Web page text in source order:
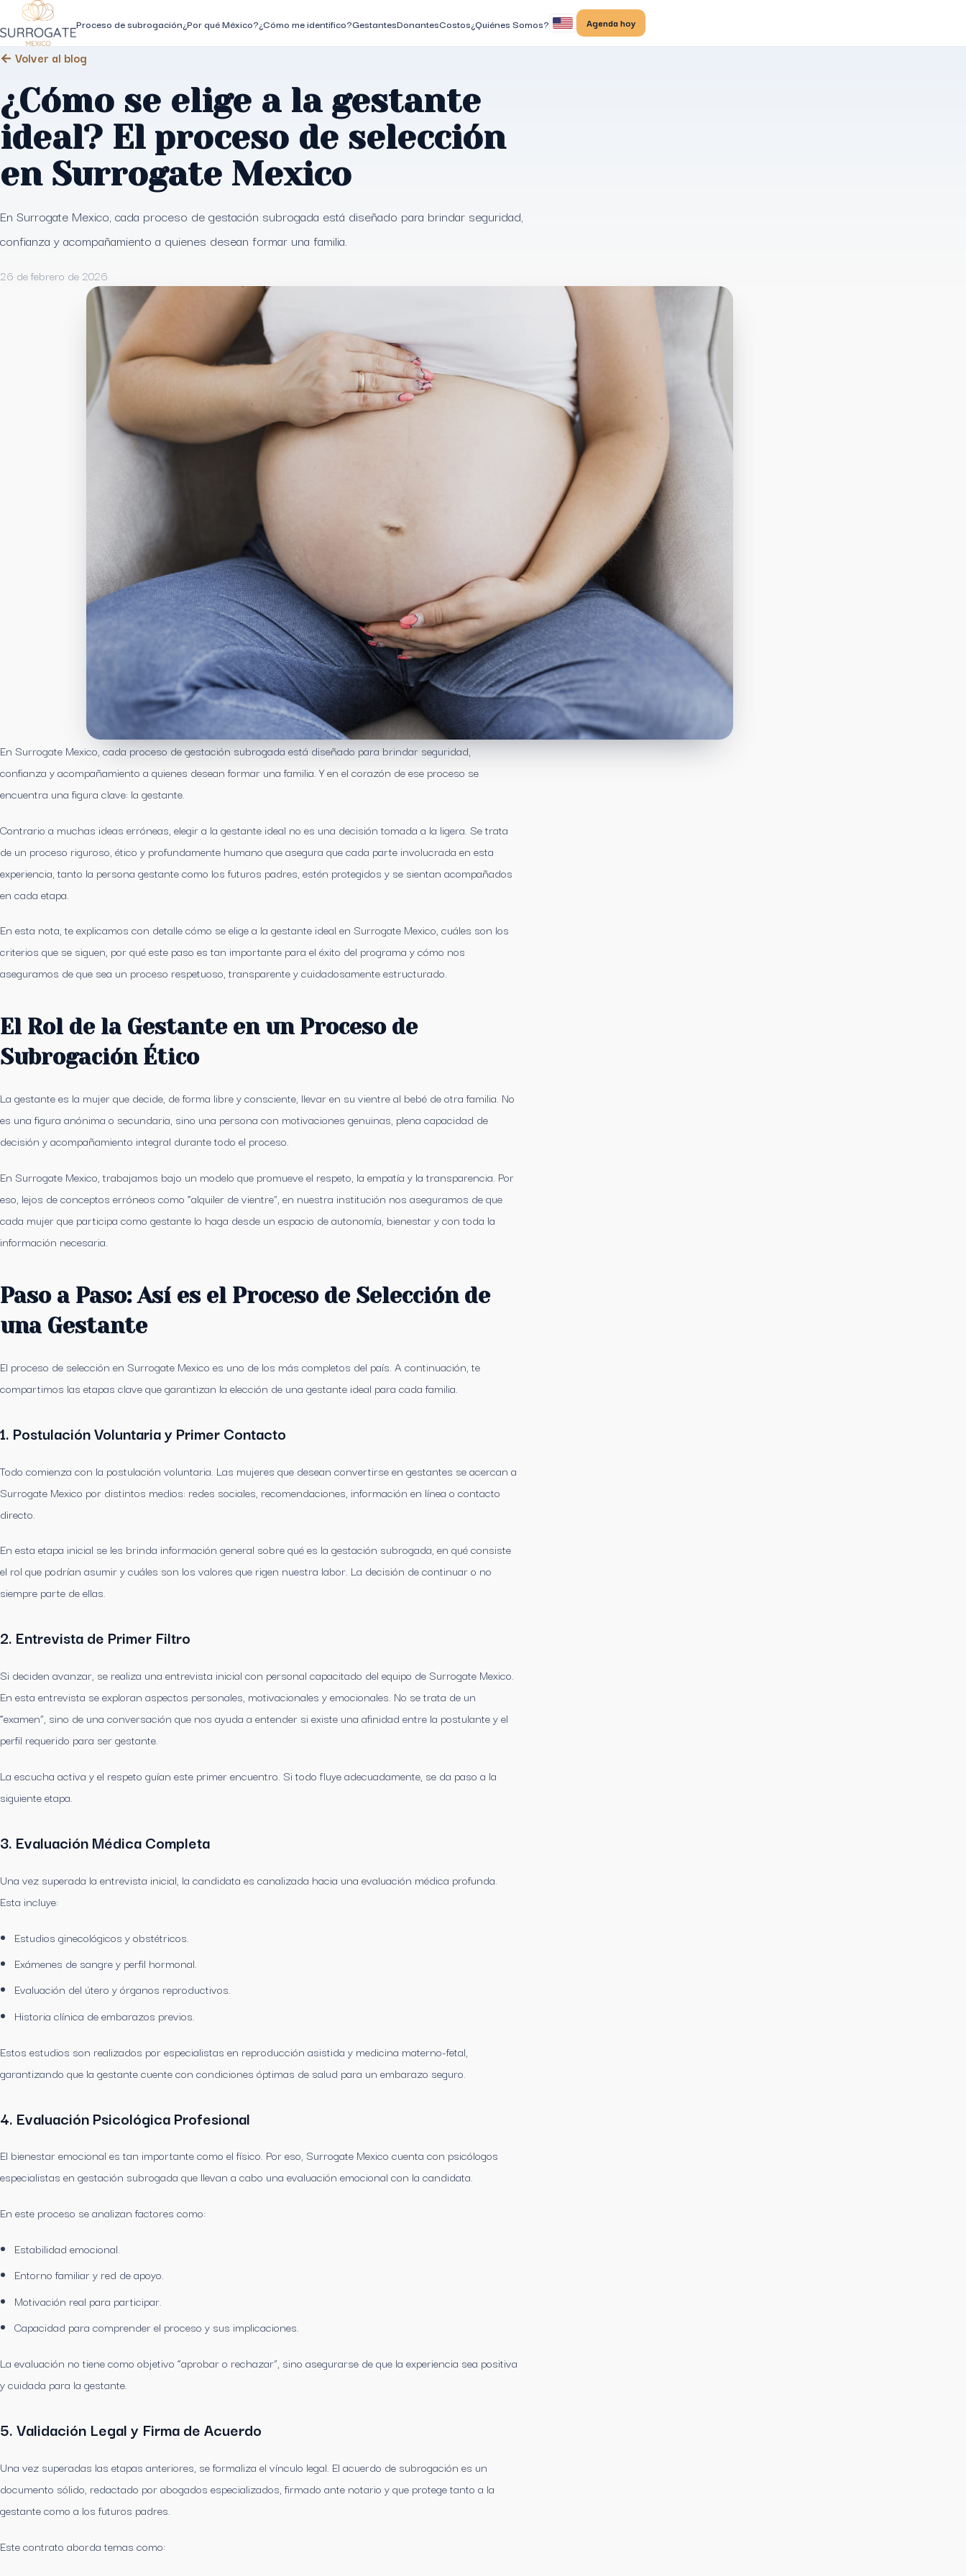
Proceso de subrogación¿Por qué México?¿Cómo me identifico?GestantesDonantesCostos¿Quiénes Somos? Agenda hoy
← Volver al blog
¿Cómo se elige a la gestante
ideal? El proceso de selección
en Surrogate Mexico
En Surrogate Mexico, cada proceso de gestación subrogada está diseñado para brindar seguridad,
confianza y acompañamiento a quienes desean formar una familia.
26 de febrero de 2026
En Surrogate Mexico, cada proceso de gestación subrogada está diseñado para brindar seguridad,
confianza y acompañamiento a quienes desean formar una familia. Y en el corazón de ese proceso se
encuentra una figura clave: la gestante.
Contrario a muchas ideas erróneas, elegir a la gestante ideal no es una decisión tomada a la ligera. Se trata
de un proceso riguroso, ético y profundamente humano que asegura que cada parte involucrada en esta
experiencia, tanto la persona gestante como los futuros padres, estén protegidos y se sientan acompañados
en cada etapa.
En esta nota, te explicamos con detalle cómo se elige a la gestante ideal en Surrogate Mexico, cuáles son los
criterios que se siguen, por qué este paso es tan importante para el éxito del programa y cómo nos
aseguramos de que sea un proceso respetuoso, transparente y cuidadosamente estructurado.
El Rol de la Gestante en un Proceso de
Subrogación Ético
La gestante es la mujer que decide, de forma libre y consciente, llevar en su vientre al bebé de otra familia. No
es una figura anónima o secundaria, sino una persona con motivaciones genuinas, plena capacidad de
decisión y acompañamiento integral durante todo el proceso.
En Surrogate Mexico, trabajamos bajo un modelo que promueve el respeto, la empatía y la transparencia. Por
eso, lejos de conceptos erróneos como “alquiler de vientre”, en nuestra institución nos aseguramos de que
cada mujer que participa como gestante lo haga desde un espacio de autonomía, bienestar y con toda la
información necesaria.
Paso a Paso: Así es el Proceso de Selección de
una Gestante
El proceso de selección en Surrogate Mexico es uno de los más completos del país. A continuación, te
compartimos las etapas clave que garantizan la elección de una gestante ideal para cada familia.
1. Postulación Voluntaria y Primer Contacto
Todo comienza con la postulación voluntaria. Las mujeres que desean convertirse en gestantes se acercan a
Surrogate Mexico por distintos medios: redes sociales, recomendaciones, información en línea o contacto
directo.
En esta etapa inicial se les brinda información general sobre qué es la gestación subrogada, en qué consiste
el rol que podrían asumir y cuáles son los valores que rigen nuestra labor. La decisión de continuar o no
siempre parte de ellas.
2. Entrevista de Primer Filtro
Si deciden avanzar, se realiza una entrevista inicial con personal capacitado del equipo de Surrogate Mexico.
En esta entrevista se exploran aspectos personales, motivacionales y emocionales. No se trata de un
“examen”, sino de una conversación que nos ayuda a entender si existe una afinidad entre la postulante y el
perfil requerido para ser gestante.
La escucha activa y el respeto guían este primer encuentro. Si todo fluye adecuadamente, se da paso a la
siguiente etapa.
3. Evaluación Médica Completa
Una vez superada la entrevista inicial, la candidata es canalizada hacia una evaluación médica profunda.
Esta incluye:
Estudios ginecológicos y obstétricos.
Exámenes de sangre y perfil hormonal.
Evaluación del útero y órganos reproductivos.
Historia clínica de embarazos previos.
Estos estudios son realizados por especialistas en reproducción asistida y medicina materno-fetal,
garantizando que la gestante cuente con condiciones óptimas de salud para un embarazo seguro.
4. Evaluación Psicológica Profesional
El bienestar emocional es tan importante como el físico. Por eso, Surrogate Mexico cuenta con psicólogos
especialistas en gestación subrogada que llevan a cabo una evaluación emocional con la candidata.
En este proceso se analizan factores como:
Estabilidad emocional.
Entorno familiar y red de apoyo.
Motivación real para participar.
Capacidad para comprender el proceso y sus implicaciones.
La evaluación no tiene como objetivo “aprobar o rechazar”, sino asegurarse de que la experiencia sea positiva
y cuidada para la gestante.
5. Validación Legal y Firma de Acuerdo
Una vez superadas las etapas anteriores, se formaliza el vínculo legal. El acuerdo de subrogación es un
documento sólido, redactado por abogados especializados, firmado ante notario y que protege tanto a la
gestante como a los futuros padres.
Este contrato aborda temas como: